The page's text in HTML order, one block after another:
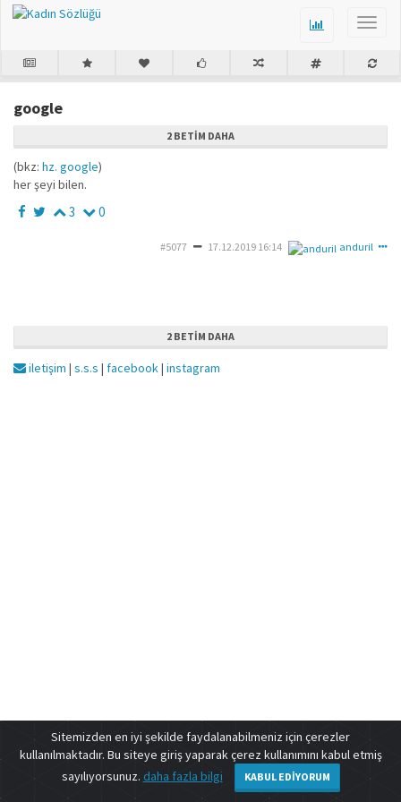
Sitemizden en iyi şekilde faydalanabilmeniz için çerezler
kullanılmaktadır. Bu siteye giriş yaparak çerez kullanımını kabul etmiş
sayılıyorsunuz. daha fazla bilgi KABUL EDIYORUM
google
2 BETIM DAHA
(bkz: hz. google)
her şeyi bilen.
3 0
#5077 17.12.2019 16:14 anduril
2 BETIM DAHA
iletişim | s.s.s | facebook| instagram